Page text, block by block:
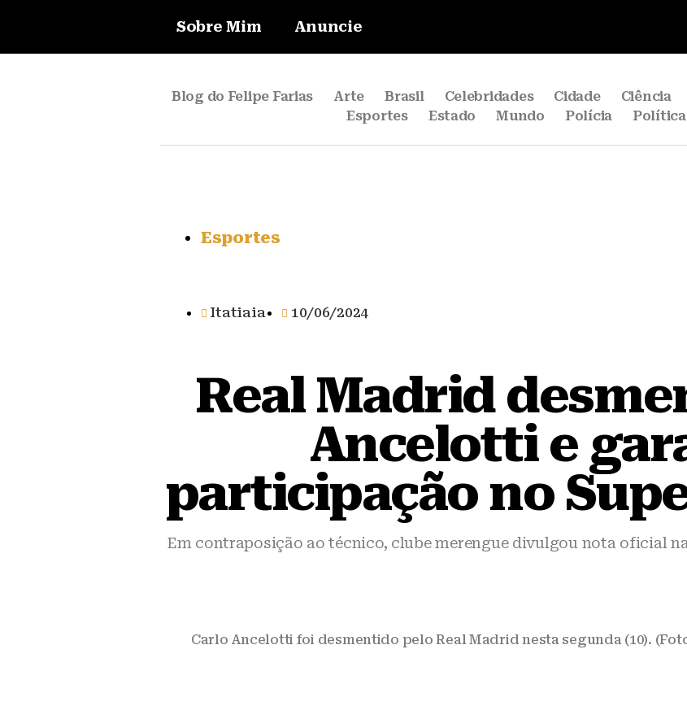
Sobre Mim Anuncie
Blog do Felipe Farias Arte Brasil Celebridades Cidade Ciência
Esportes
Estado Mundo Polícia Política
Esportes
Itatiaia 10/06/2024
Real Madrid
Ancelotti e
participação no
Em contraposição ao técnico, clube merengue divulgou nota oficial
Carlo Ancelotti foi desmentido pelo Real Madrid nesta segunda (10).